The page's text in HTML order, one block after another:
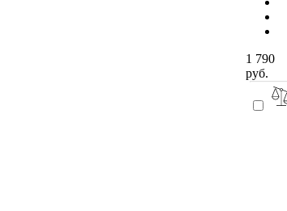
1 790
руб.